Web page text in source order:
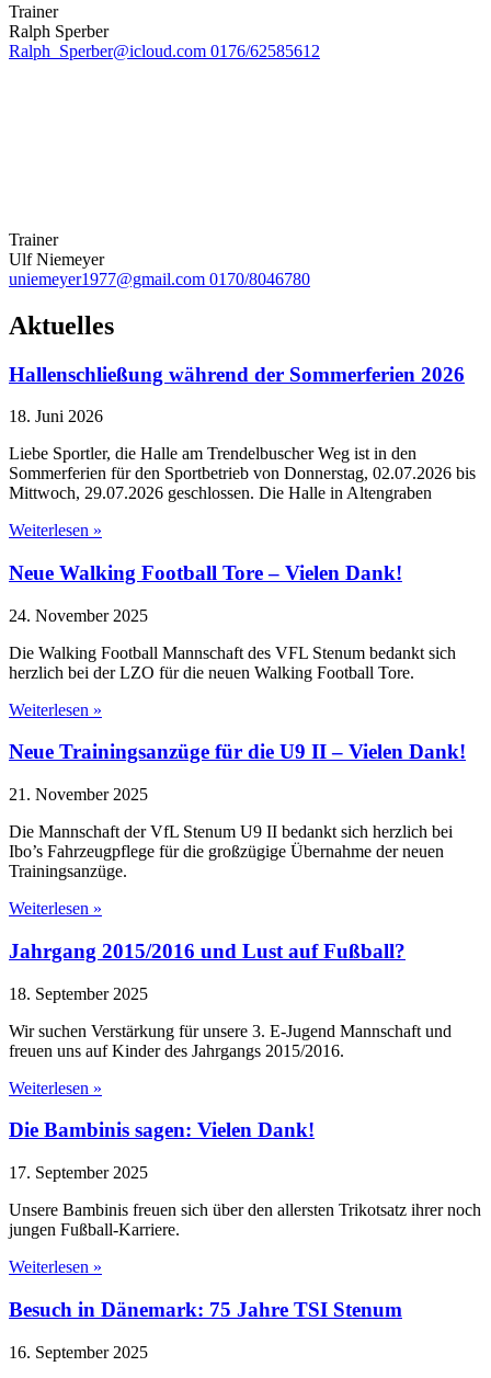
Trainer
Ralph Sperber
Ralph_Sperber@icloud.com 0176/62585612
Trainer
Ulf Niemeyer
uniemeyer1977@gmail.com 0170/8046780
Aktuelles
Hallenschließung während der Sommerferien 2026
18. Juni 2026
Liebe Sportler, die Halle am Trendelbuscher Weg ist in den
Sommerferien für den Sportbetrieb von Donnerstag, 02.07.2026 bis
Mittwoch, 29.07.2026 geschlossen. Die Halle in Altengraben
Weiterlesen »
Neue Walking Football Tore – Vielen Dank!
24. November 2025
Die Walking Football Mannschaft des VFL Stenum bedankt sich
herzlich bei der LZO für die neuen Walking Football Tore.
Weiterlesen »
Neue Trainingsanzüge für die U9 II – Vielen Dank!
21. November 2025
Die Mannschaft der VfL Stenum U9 II bedankt sich herzlich bei
Ibo’s Fahrzeugpflege für die großzügige Übernahme der neuen
Trainingsanzüge.
Weiterlesen »
Jahrgang 2015/2016 und Lust auf Fußball?
18. September 2025
Wir suchen Verstärkung für unsere 3. E-Jugend Mannschaft und
freuen uns auf Kinder des Jahrgangs 2015/2016.
Weiterlesen »
Die Bambinis sagen: Vielen Dank!
17. September 2025
Unsere Bambinis freuen sich über den allersten Trikotsatz ihrer noch
jungen Fußball-Karriere.
Weiterlesen »
Besuch in Dänemark: 75 Jahre TSI Stenum
16. September 2025